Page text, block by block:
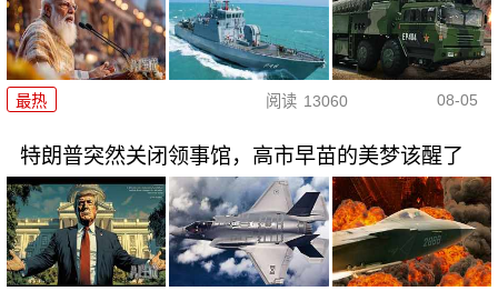
最热 阅读 13060 08-05
特朗普突然关闭领事馆，高市早苗的美梦该醒了